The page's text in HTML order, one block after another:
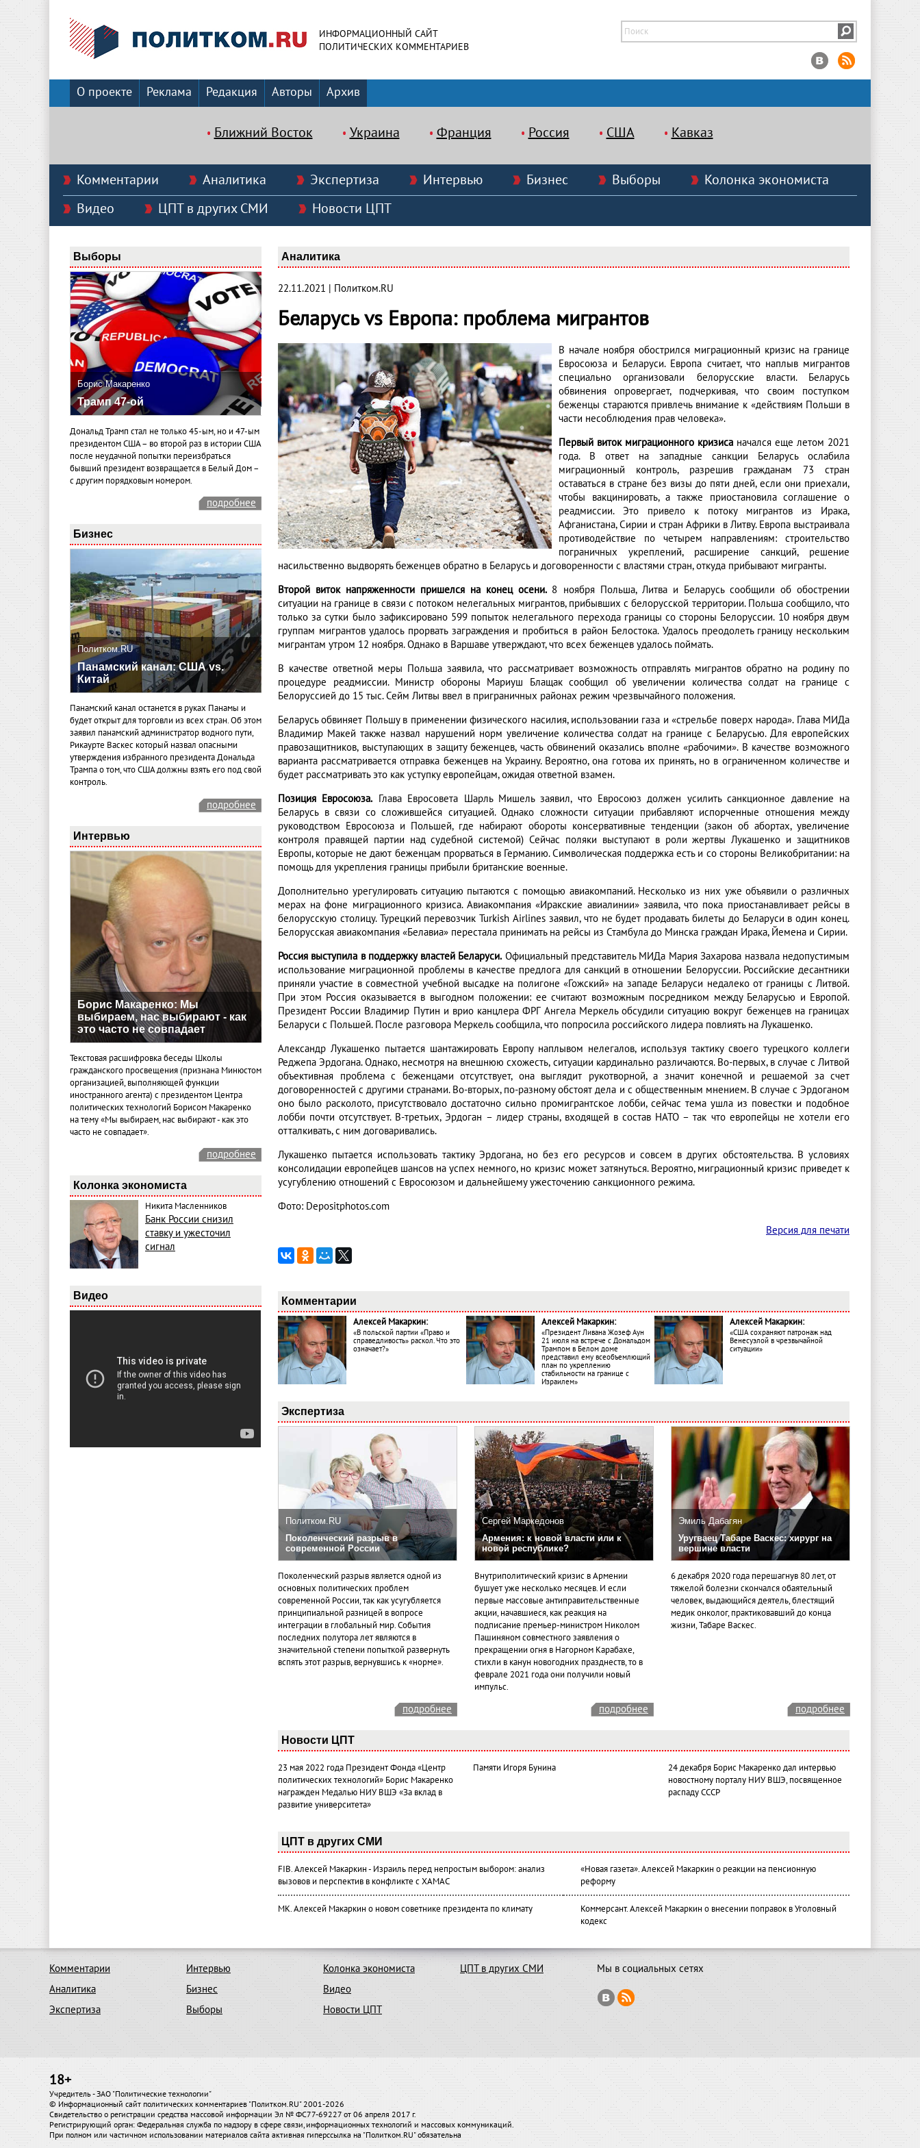
ИНФОРМАЦИОННЫЙ САЙТ
ПОЛИТИЧЕСКИХ КОММЕНТАРИЕВ
О проекте Реклама Редакция Авторы Архив
Ближний Восток Украина Франция Россия США Кавказ
Комментарии Аналитика Экспертиза Интервью Бизнес Выборы
Колонка экономиста
Видео
ЦПТ в других СМИ Новости ЦПТ
Выборы
Борис Макаренко
Трамп 47-ой
Дональд Трамп стал не только 45-ым, но и 47-ым
президентом США – во второй раз в истории США
после неудачной попытки переизбраться
бывший президент возвращается в Белый Дом –
с другим порядковым номером.
подробнее
Бизнес
Политком.RU
Панамский канал: США vs.
Китай
Панамский канал останется в руках Панамы и
будет открыт для торговли из всех стран. Об этом
заявил панамский администратор водного пути,
Рикаурте Васкес который назвал опасными
утверждения избранного президента Дональда
Трампа о том, что США должны взять его под свой
контроль.
подробнее
Интервью
Борис Макаренко: Мы
выбираем, нас выбирают - как
это часто не совпадает
Текстовая расшифровка беседы Школы
гражданского просвещения (признана Минюстом
организацией, выполняющей функции
иностранного агента) с президентом Центра
политических технологий Борисом Макаренко
на тему «Мы выбираем, нас выбирают - как это
часто не совпадает».
подробнее
Колонка экономиста
Никита Масленников
Банк России снизил
ставку и ужесточил
сигнал
Видео
Аналитика
22.11.2021 | Политком.RU
Беларусь vs Европа: проблема мигрантов
В начале ноября обострился миграционный кризис на границе
Евросоюза и Беларуси. Европа считает, что наплыв мигрантов
специально организовали белорусские власти. Беларусь
обвинения опровергает, подчеркивая, что своим поступком
беженцы стараются привлечь внимание к «действиям Польши в
части несоблюдения прав человека».
Первый виток миграционного кризиса начался еще летом 2021
года. В ответ на западные санкции Беларусь ослабила
миграционный контроль, разрешив гражданам 73 стран
оставаться в стране без визы до пяти дней, если они приехали,
чтобы вакцинировать, а также приостановила соглашение о
реадмиссии. Это привело к потоку мигрантов из Ирака,
Афганистана, Сирии и стран Африки в Литву. Европа выстраивала
противодействие по четырем направлениям: строительство
пограничных укреплений, расширение санкций, решение
насильственно выдворять беженцев обратно в Беларусь и договоренности с властями стран, откуда прибывают мигранты.
Второй виток напряженности пришелся на конец осени. 8 ноября Польша, Литва и Беларусь сообщили об обострении
ситуации на границе в связи с потоком нелегальных мигрантов, прибывших с белорусской территории. Польша сообщило, что
только за сутки было зафиксировано 599 попыток нелегального перехода границы со стороны Белоруссии. 10 ноября двум
группам мигрантов удалось прорвать заграждения и пробиться в район Белостока. Удалось преодолеть границу нескольким
мигрантам утром 12 ноября. Однако в Варшаве утверждают, что всех беженцев удалось поймать.
В качестве ответной меры Польша заявила, что рассматривает возможность отправлять мигрантов обратно на родину по
процедуре реадмиссии. Министр обороны Мариуш Блащак сообщил об увеличении количества солдат на границе с
Белоруссией до 15 тыс. Сейм Литвы ввел в приграничных районах режим чрезвычайного положения.
Беларусь обвиняет Польшу в применении физического насилия, использовании газа и «стрельбе поверх народа». Глава МИДа
Владимир Макей также назвал нарушений норм увеличение количества солдат на границе с Беларусью. Для европейских
правозащитников, выступающих в защиту беженцев, часть обвинений оказались вполне «рабочими». В качестве возможного
варианта рассматривается отправка беженцев на Украину. Вероятно, она готова их принять, но в ограниченном количестве и
будет рассматривать это как уступку европейцам, ожидая ответной взамен.
Позиция Евросоюза. Глава Евросовета Шарль Мишель заявил, что Евросоюз должен усилить санкционное давление на
Беларусь в связи со сложившейся ситуацией. Однако сложности ситуации прибавляют испорченные отношения между
руководством Евросоюза и Польшей, где набирают обороты консервативные тенденции (закон об абортах, увеличение
контроля правящей партии над судебной системой) Сейчас поляки выступают в роли жертвы Лукашенко и защитников
Европы, которые не дают беженцам прорваться в Германию. Символическая поддержка есть и со стороны Великобритании: на
помощь для укрепления границы прибыли британские военные.
Дополнительно урегулировать ситуацию пытаются с помощью авиакомпаний. Несколько из них уже объявили о различных
мерах на фоне миграционного кризиса. Авиакомпания «Иракские авиалинии» заявила, что пока приостанавливает рейсы в
белорусскую столицу. Турецкий перевозчик Turkish Airlines заявил, что не будет продавать билеты до Беларуси в один конец.
Белорусская авиакомпания «Белавиа» перестала принимать на рейсы из Стамбула до Минска граждан Ирака, Йемена и Сирии.
Россия выступила в поддержку властей Беларуси. Официальный представитель МИДа Мария Захарова назвала недопустимым
использование миграционной проблемы в качестве предлога для санкций в отношении Белоруссии. Российские десантники
приняли участие в совместной учебной высадке на полигоне «Гожский» на западе Беларуси недалеко от границы с Литвой.
При этом Россия оказывается в выгодном положении: ее считают возможным посредником между Беларусью и Европой.
Президент России Владимир Путин и врио канцлера ФРГ Ангела Меркель обсудили ситуацию вокруг беженцев на границах
Беларуси с Польшей. После разговора Меркель сообщила, что попросила российского лидера повлиять на Лукашенко.
Александр Лукашенко пытается шантажировать Европу наплывом нелегалов, используя тактику своего турецкого коллеги
Реджепа Эрдогана. Однако, несмотря на внешнюю схожесть, ситуации кардинально различаются. Во-первых, в случае с Литвой
объективная проблема с беженцами отсутствует, она выглядит рукотворной, а значит конечной и решаемой за счет
договоренностей с другими странами. Во-вторых, по-разному обстоят дела и с общественным мнением. В случае с Эрдоганом
оно было расколото, присутствовало достаточно сильно промигрантское лобби, сейчас тема ушла из повестки и подобное
лобби почти отсутствует. В-третьих, Эрдоган – лидер страны, входящей в состав НАТО – так что европейцы не хотели его
отталкивать, с ним договаривались.
Лукашенко пытается использовать тактику Эрдогана, но без его ресурсов и совсем в других обстоятельства. В условиях
консолидации европейцев шансов на успех немного, но кризис может затянуться. Вероятно, миграционный кризис приведет к
усугублению отношений с Евросоюзом и дальнейшему ужесточению санкционного режима.
Фото: Depositphotos.com
Версия для печати
Комментарии
Алексей Макаркин:
«В польской партии «Право и
справедливость» раскол. Что это
означает?»
Алексей Макаркин:
«Президент Ливана Жозеф Аун
21 июля на встрече с Дональдом
Трампом в Белом доме
представил ему всеобъемлющий
план по укреплению
стабильности на границе с
Израилем»
Алексей Макаркин:
«США сохраняют патронаж над
Венесуэлой в чрезвычайной
ситуации»
Экспертиза
Политком.RU
Поколенческий разрыв в
современной России
Поколенческий разрыв является одной из
основных политических проблем
современной России, так как усугубляется
принципиальной разницей в вопросе
интеграции в глобальный мир. События
последних полутора лет являются в
значительной степени попыткой развернуть
вспять этот разрыв, вернувшись к «норме».
Сергей Маркедонов
Армения: к новой власти или к
новой республике?
Внутриполитический кризис в Армении
бушует уже несколько месяцев. И если
первые массовые антиправительственные
акции, начавшиеся, как реакция на
подписание премьер-министром Николом
Пашиняном совместного заявления о
прекращении огня в Нагорном Карабахе,
стихли в канун новогодних празднеств, то в
феврале 2021 года они получили новый
импульс.
Эмиль Дабагян
Уругваец Табаре Васкес: хирург на
вершине власти
6 декабря 2020 года перешагнув 80 лет, от
тяжелой болезни скончался обаятельный
человек, выдающийся деятель, блестящий
медик онколог, практиковавший до конца
жизни, Табаре Васкес.
подробнее подробнее подробнее
Новости ЦПТ
23 мая 2022 года Президент Фонда «Центр
политических технологий» Борис Макаренко
награжден Медалью НИУ ВШЭ «За вклад в
развитие университета»
Памяти Игоря Бунина
24 декабря Борис Макаренко дал интервью
новостному порталу НИУ ВШЭ, посвященное
распаду СССР
ЦПТ в других СМИ
FIB. Алексей Макаркин - Израиль перед непростым выбором: анализ
вызовов и перспектив в конфликте с ХАМАС
«Новая газета». Алексей Макаркин о реакции на пенсионную
реформу
МК. Алексей Макаркин о новом советнике президента по климату
Коммерсант. Алексей Макаркин о внесении поправок в Уголовный
кодекс
Комментарии
Аналитика
Экспертиза
Интервью
Бизнес
Выборы
Колонка экономиста
Видео
Новости ЦПТ
ЦПТ в других СМИ Мы в социальных сетях
18+
Учредитель - ЗАО "Политические технологии"
© Информационный сайт политических комментариев "Политком.RU" 2001-2026
Свидетельство о регистрации средства массовой информации Эл № ФС77-69227 от 06 апреля 2017 г.
Регистрирующий орган: Федеральная служба по надзору в сфере связи, информационных технологий и массовых коммуникаций.
При полном или частичном использовании материалов сайта активная гиперссылка на "Политком.RU" обязательна